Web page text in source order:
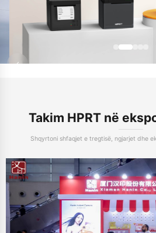
Takim HPRT në
Shqyrtoni shfaqjet e tregtisë, ngjarjet dhe